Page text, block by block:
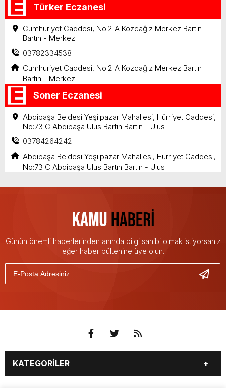
Türker Eczanesi
Cumhuriyet Caddesi, No:2 A Kozcağız Merkez Bartın
Bartın - Merkez
03782334538
Cumhuriyet Caddesi, No:2 A Kozcağız Merkez Bartın
Bartın - Merkez
Soner Eczanesi
Abdipaşa Beldesi Yeşilpazar Mahallesi, Hürriyet Caddesi,
No:73 C Abdipaşa Ulus Bartın Bartın - Ulus
03784264242
Abdipaşa Beldesi Yeşilpazar Mahallesi, Hürriyet Caddesi,
No:73 C Abdipaşa Ulus Bartın Bartın - Ulus
Günün önemli haberlerinden anında bilgi sahibi olmak istiyorsanız
eğer haber bültenine üye olun.
KATEGORİLER